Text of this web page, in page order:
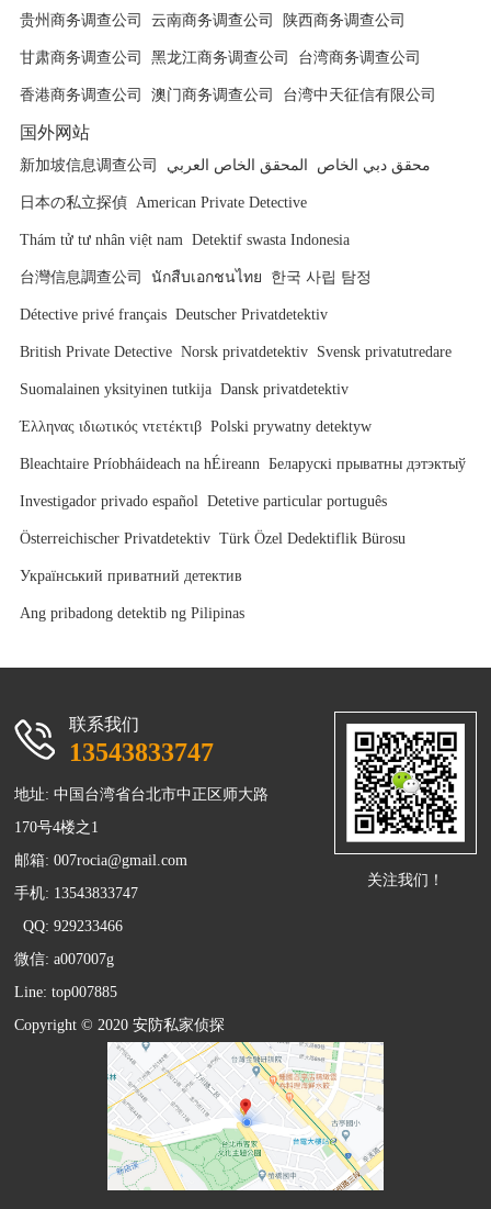
贵州商务调查公司 云南商务调查公司 陕西商务调查公司
甘肃商务调查公司 黑龙江商务调查公司 台湾商务调查公司
香港商务调查公司 澳门商务调查公司 台湾中天征信有限公司
国外网站
新加坡信息调查公司 المحقق الخاص العربي محقق دبي الخاص
日本の私立探偵 American Private Detective
Thám tử tư nhân việt nam Detektif swasta Indonesia
台灣信息調查公司 นักสืบเอกชนไทย 한국 사립 탐정
Détective privé français Deutscher Privatdetektiv
British Private Detective Norsk privatdetektiv Svensk privatutredare
Suomalainen yksityinen tutkija Dansk privatdetektiv
Έλληνας ιδιωτικός ντετέκτιβ Polski prywatny detektyw
Bleachtaire Príobháideach na hÉireann Беларускі прыватны дэтэктыў
Investigador privado español Detetive particular português
Österreichischer Privatdetektiv Türk Özel Dedektiflik Bürosu
Український приватний детектив
Ang pribadong detektib ng Pilipinas
联系我们
13543833747
地址: 中国台湾省台北市中正区师大路
170号4楼之1
邮箱:007rocia@gmail.com
手机: 13543833747
QQ: 929233466
微信: a007007g
Line: top007885
Copyright © 2020 安防私家侦探
关注我们！